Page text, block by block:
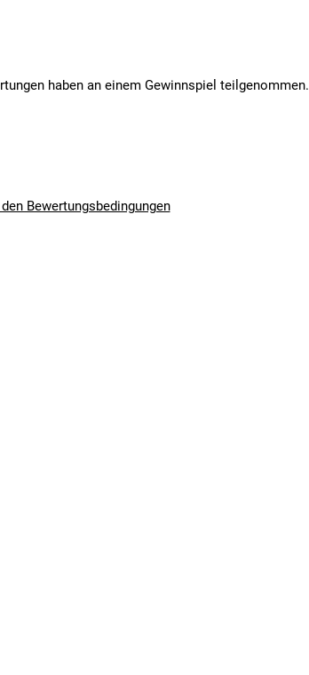
haben an einem Gewinnspiel teilgenommen.
Bewertungsbedingungen